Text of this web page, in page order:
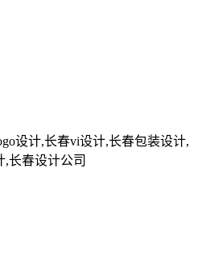
设计,长春vi设计,长春包装设计,
长春设计公司